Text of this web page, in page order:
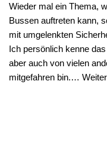
Wieder mal ein Thema,
Bussen auftreten kann,
mit umgelenkten
Ich persönlich kenne
aber auch von vielen
mitgefahren bin.…